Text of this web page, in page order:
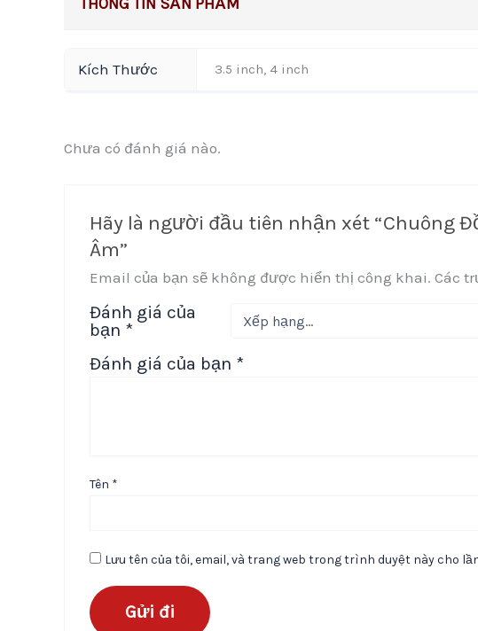
Kích Thước 3.5 inch, 4 inch
Chưa có đánh giá nào.
Hãy là người đầu tiên nhận xét “Chuông
Âm”
Email của bạn sẽ không được hiển thị công khai. Các
Đánh giá của
bạn *
Đánh giá của bạn *
Tên *
Lưu tên của tôi, email, và trang web trong trình duyệt này cho